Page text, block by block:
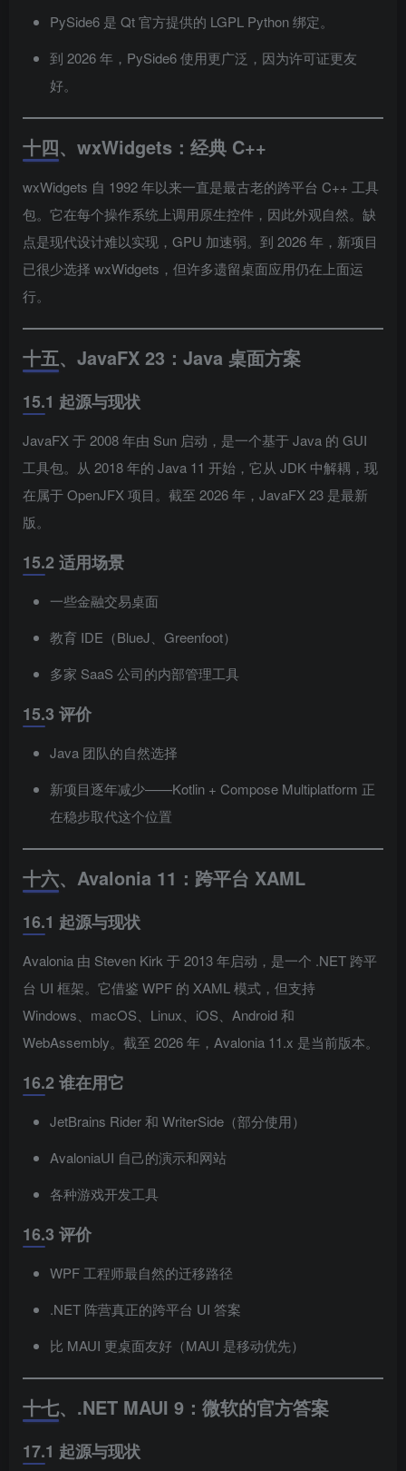
PySide6 是 Qt 官方提供的 LGPL Python 绑定。
到 2026 年，PySide6 使用更广泛，因为许可证更友
好。
十四、wxWidgets：经典 C++
wxWidgets 自 1992 年以来一直是最古老的跨平台 C++ 工具
包。它在每个操作系统上调用原生控件，因此外观自然。缺
点是现代设计难以实现，GPU 加速弱。到 2026 年，新项目
已很少选择 wxWidgets，但许多遗留桌面应用仍在上面运
行。
十五、JavaFX 23：Java 桌面方案
15.1 起源与现状
JavaFX 于 2008 年由 Sun 启动，是一个基于 Java 的 GUI
工具包。从 2018 年的 Java 11 开始，它从 JDK 中解耦，现
在属于 OpenJFX 项目。截至 2026 年，JavaFX 23 是最新
版。
15.2 适用场景
一些金融交易桌面
教育 IDE（BlueJ、Greenfoot）
多家 SaaS 公司的内部管理工具
15.3 评价
Java 团队的自然选择
新项目逐年减少——Kotlin + Compose Multiplatform 正
在稳步取代这个位置
十六、Avalonia 11：跨平台 XAML
16.1 起源与现状
Avalonia 由 Steven Kirk 于 2013 年启动，是一个 .NET 跨平
台 UI 框架。它借鉴 WPF 的 XAML 模式，但支持
Windows、macOS、Linux、iOS、Android 和
WebAssembly。截至 2026 年，Avalonia 11.x 是当前版本。
16.2 谁在用它
JetBrains Rider 和 WriterSide（部分使用）
AvaloniaUI 自己的演示和网站
各种游戏开发工具
16.3 评价
WPF 工程师最自然的迁移路径
.NET 阵营真正的跨平台 UI 答案
比 MAUI 更桌面友好（MAUI 是移动优先）
十七、.NET MAUI 9：微软的官方答案
17.1 起源与现状